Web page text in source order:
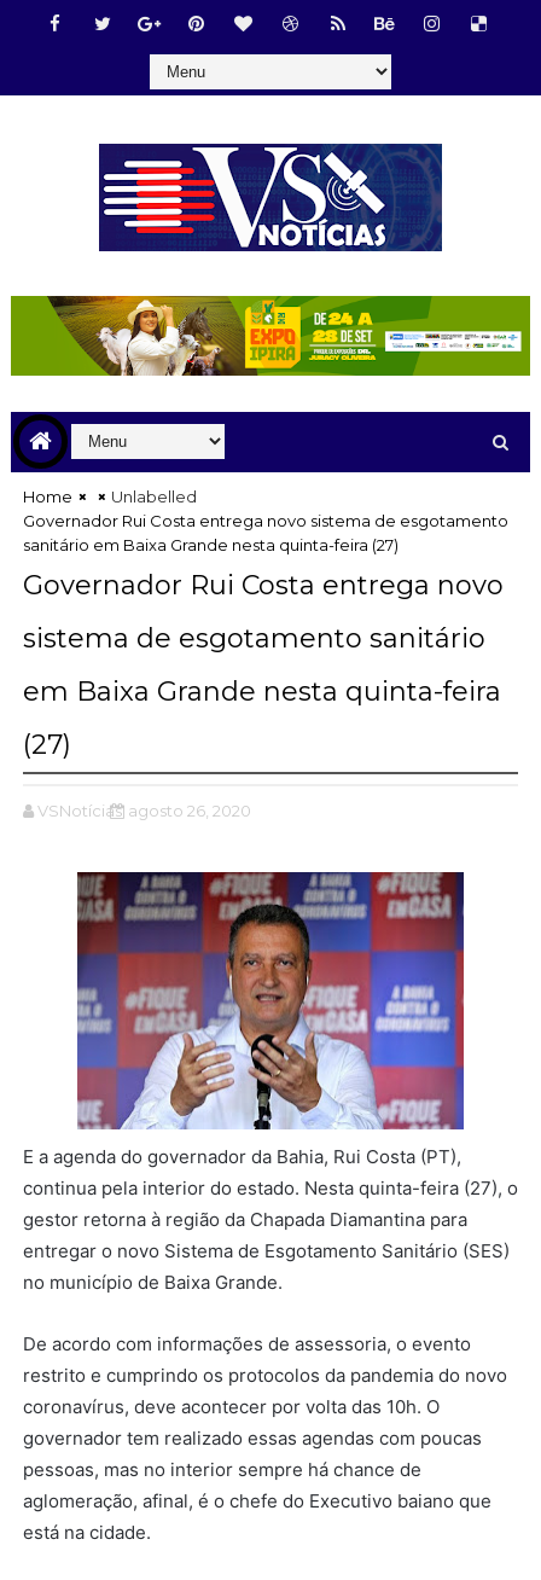
Home
Unlabelled
Governador Rui Costa entrega novo sistema de esgotamento
sanitário em Baixa Grande nesta quinta-feira (27)
Governador Rui Costa entrega novo
sistema de esgotamento sanitário
em Baixa Grande nesta quinta-feira
(27)
VSNotícias agosto 26, 2020
E a agenda do governador da Bahia, Rui Costa (PT),
continua pela interior do estado. Nesta quinta-feira (27), o
gestor retorna à região da Chapada Diamantina para
entregar o novo Sistema de Esgotamento Sanitário (SES)
no município de Baixa Grande.
De acordo com informações de assessoria, o evento
restrito e cumprindo os protocolos da pandemia do novo
coronavírus, deve acontecer por volta das 10h. O
governador tem realizado essas agendas com poucas
pessoas, mas no interior sempre há chance de
aglomeração, afinal, é o chefe do Executivo baiano que
está na cidade.